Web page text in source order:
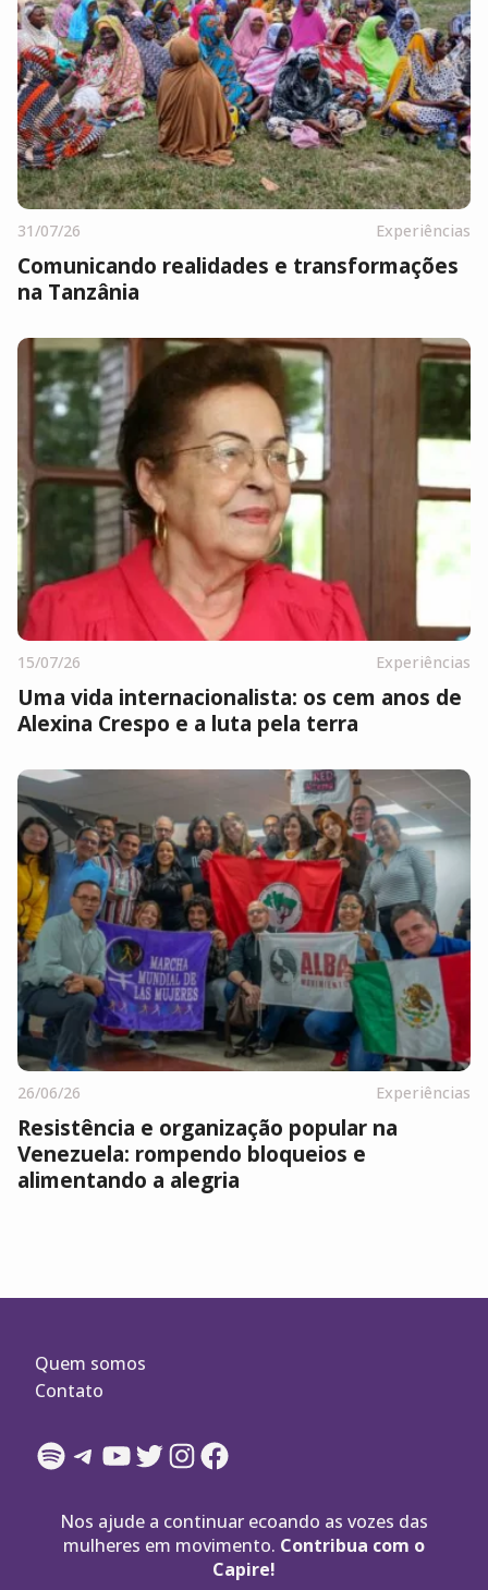
31/07/26 Experiências
Comunicando realidades e transformações
na Tanzânia
15/07/26 Experiências
Uma vida internacionalista: os cem anos de
Alexina Crespo e a luta pela terra
26/06/26 Experiências
Resistência e organização popular na
Venezuela: rompendo bloqueios e
alimentando a alegria
Quem somos
Contato
Spotify
Telegram
YouTube
Twitter
Instagram
Facebook
Nos ajude a continuar ecoando as vozes das
mulheres em movimento. Contribua com o
Capire!